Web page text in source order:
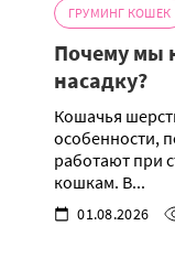
ГРУМИНГ КОШЕК
Почему мы
насадку?
Кошачья
особенности,
работают при
кошкам. В...
01.08.2026